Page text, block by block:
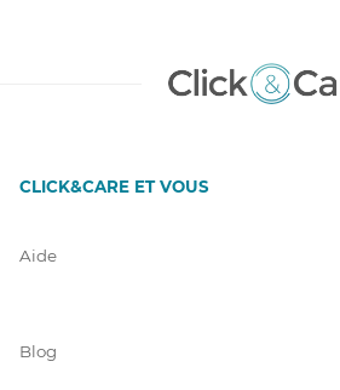
CLICK&CARE ET VOUS
Aide
Blog